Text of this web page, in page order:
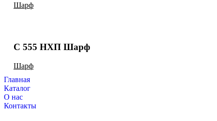
Шарф
С 555 НХП Шарф
Шарф
Главная
Каталог
О нас
Контакты